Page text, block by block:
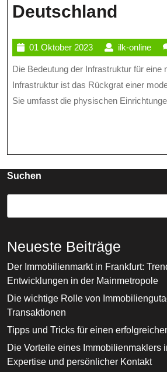
Deutschland
Und
Der
01 Oktober 202301
Oktober
2023
ilk-onlineilk-
Die Bedeutung der Infrastruktur für eine moderne Gesellschaft
Infrastruktur ist das Rückgrat einer
Sie umfasst die physischen
Suchen
Neueste Beiträge
Der Immobilienmarkt in Frankfurt:
Entwicklungen in der Mainmetropole
Die wichtige Rolle von
Transaktionen
Tipps und Tricks für einen
Die Vorteile eines Immobilienmaklers
Expertise und persönlicher Kontakt